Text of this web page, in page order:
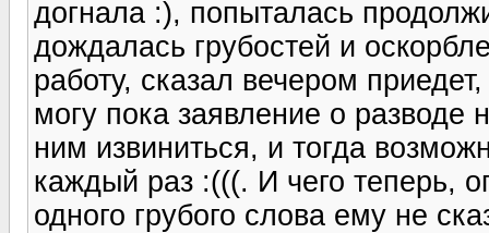
догнала :), попыталась
дождалась грубостей и
работу, сказал вечером
могу пока заявление о
ним извиниться, и тогда
каждый раз :(((. И чего теперь,
одного грубого слова ему не